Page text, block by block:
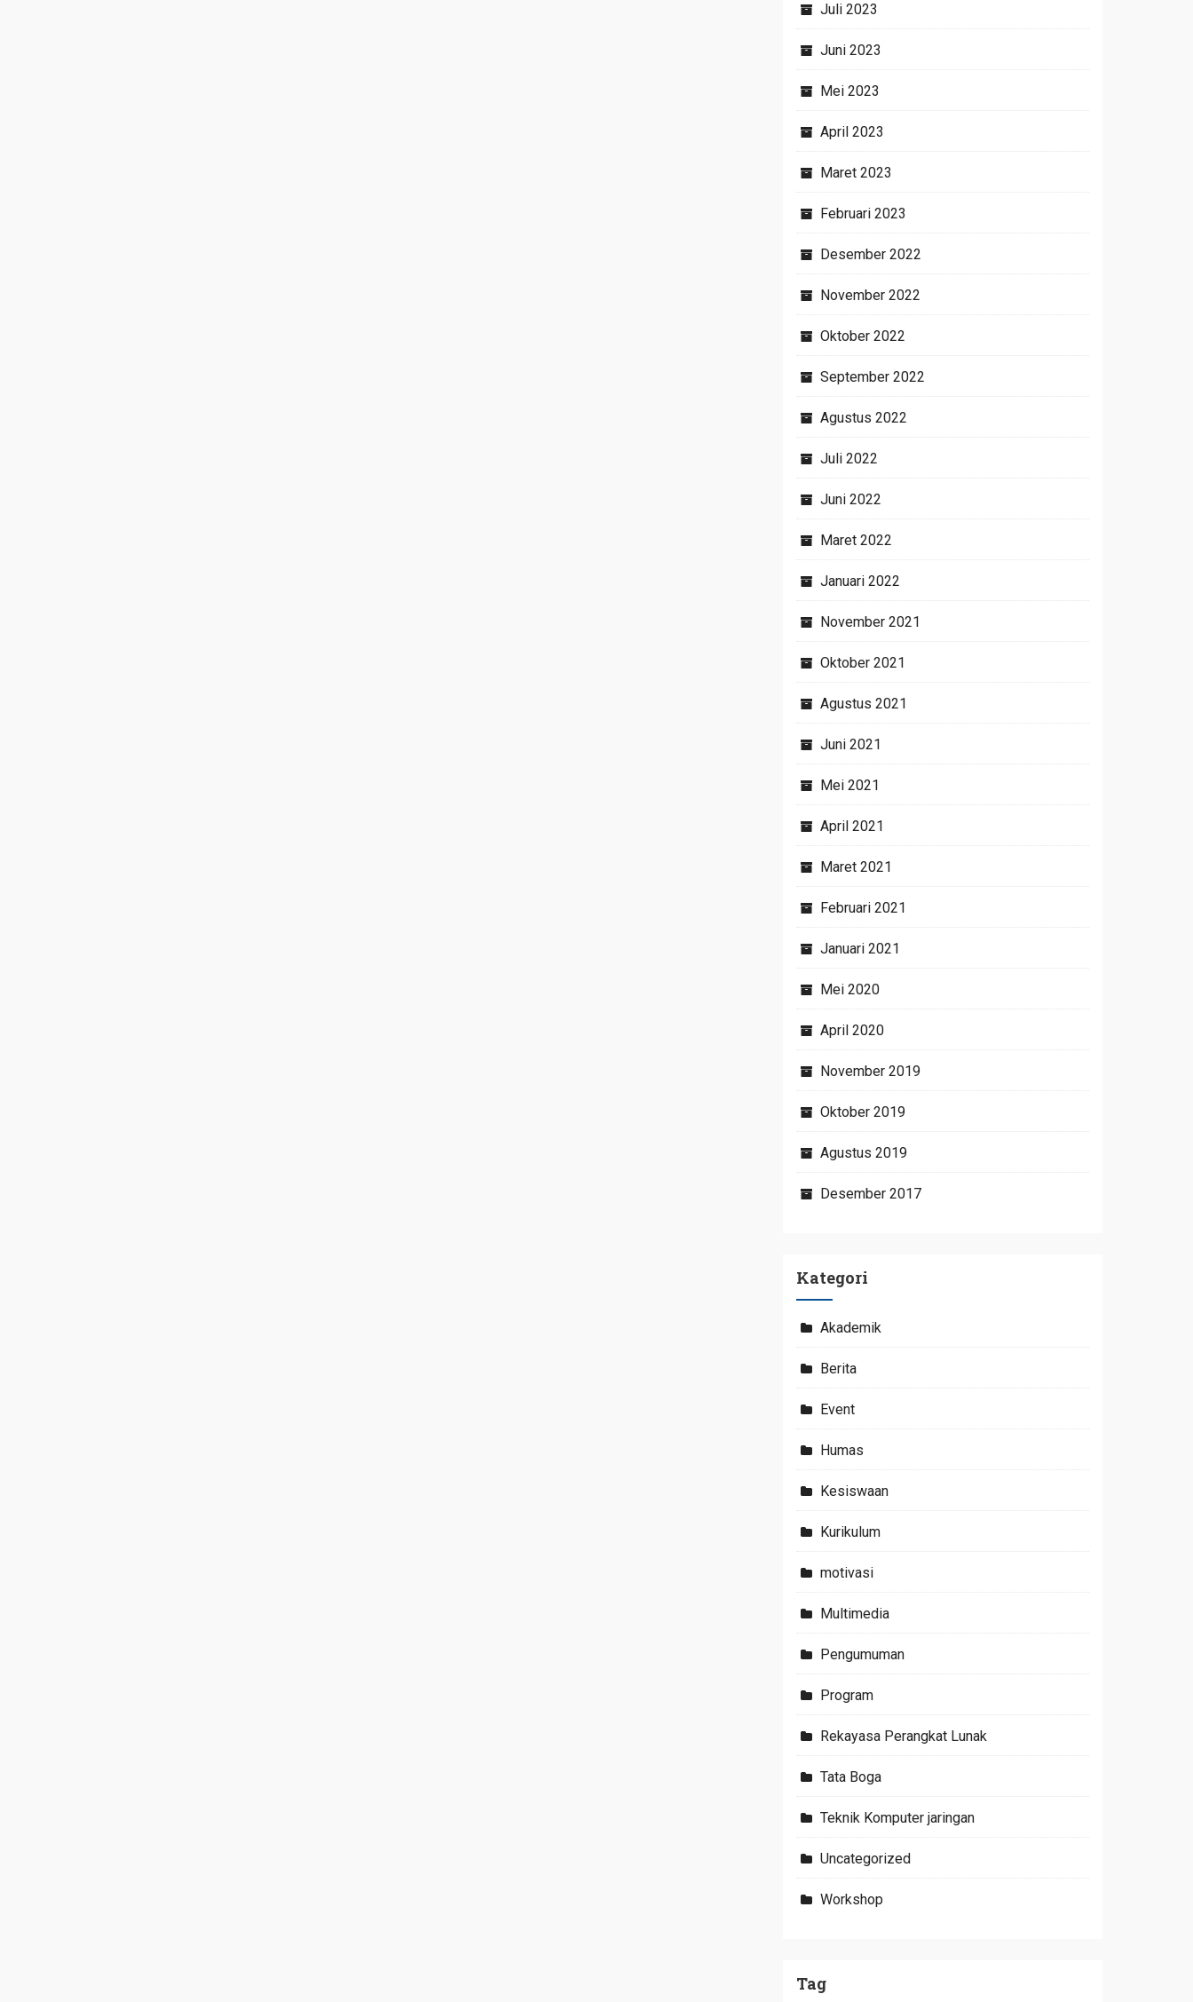
Juli 2023
Juni 2023
Mei 2023
April 2023
Maret 2023
Februari 2023
Desember 2022
November 2022
Oktober 2022
September 2022
Agustus 2022
Juli 2022
Juni 2022
Maret 2022
Januari 2022
November 2021
Oktober 2021
Agustus 2021
Juni 2021
Mei 2021
April 2021
Maret 2021
Februari 2021
Januari 2021
Mei 2020
April 2020
November 2019
Oktober 2019
Agustus 2019
Desember 2017
Kategori
Akademik
Berita
Event
Humas
Kesiswaan
Kurikulum
motivasi
Multimedia
Pengumuman
Program
Rekayasa Perangkat Lunak
Tata Boga
Teknik Komputer jaringan
Uncategorized
Workshop
Tag